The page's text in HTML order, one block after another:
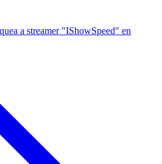
a streamer "IShowSpeed" en